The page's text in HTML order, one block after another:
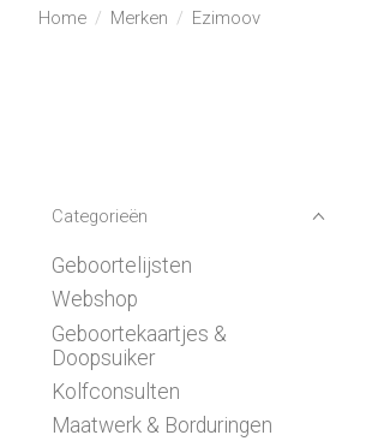
Home / Merken / Ezimoov
Categorieën
Geboortelijsten
Webshop
Geboortekaartjes &
Doopsuiker
Kolfconsulten
Maatwerk & Borduringen